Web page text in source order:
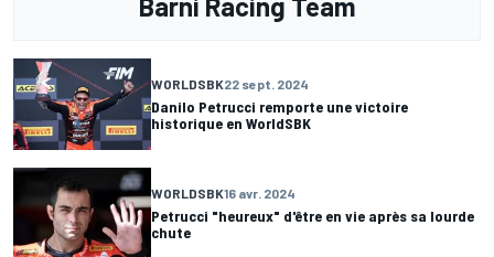
WORLDSBK22 sept. 2024
Danilo Petrucci remporte une victoire
historique en WorldSBK
WORLDSBK16 avr. 2024
Petrucci "heureux" d'être en vie après sa lourde
chute